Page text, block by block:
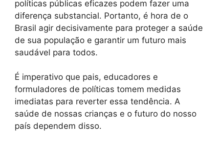
políticas públicas eficazes podem fazer uma
diferença substancial. Portanto, é hora de o
Brasil agir decisivamente para proteger a saúde
de sua população e garantir um futuro mais
saudável para todos.
É imperativo que pais, educadores e
formuladores de políticas tomem medidas
imediatas para reverter essa tendência. A
saúde de nossas crianças e o futuro do nosso
país dependem disso.